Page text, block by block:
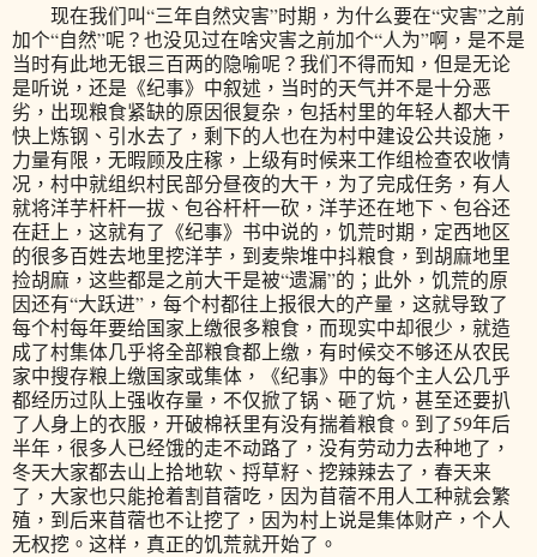
现在我们叫“三年自然灾害”时期，为什么要在“灾害”之前
加个“自然”呢？也没见过在啥灾害之前加个“人为”啊，是不是
当时有此地无银三百两的隐喻呢？我们不得而知，但是无论
是听说，还是《纪事》中叙述，当时的天气并不是十分恶
劣，出现粮食紧缺的原因很复杂，包括村里的年轻人都大干
快上炼钢、引水去了，剩下的人也在为村中建设公共设施，
力量有限，无暇顾及庄稼，上级有时候来工作组检查农收情
况，村中就组织村民部分昼夜的大干，为了完成任务，有人
就将洋芋杆杆一拔、包谷杆杆一砍，洋芋还在地下、包谷还
在赶上，这就有了《纪事》书中说的，饥荒时期，定西地区
的很多百姓去地里挖洋芋，到麦柴堆中抖粮食，到胡麻地里
捡胡麻，这些都是之前大干是被“遗漏”的；此外，饥荒的原
因还有“大跃进”，每个村都往上报很大的产量，这就导致了
每个村每年要给国家上缴很多粮食，而现实中却很少，就造
成了村集体几乎将全部粮食都上缴，有时候交不够还从农民
家中搜存粮上缴国家或集体，《纪事》中的每个主人公几乎
都经历过队上强收存量，不仅掀了锅、砸了炕，甚至还要扒
了人身上的衣服，开破棉袄里有没有揣着粮食。到了59年后
半年，很多人已经饿的走不动路了，没有劳动力去种地了，
冬天大家都去山上拾地软、捋草籽、挖辣辣去了，春天来
了，大家也只能抢着割苜蓿吃，因为苜蓿不用人工种就会繁
殖，到后来苜蓿也不让挖了，因为村上说是集体财产，个人
无权挖。这样，真正的饥荒就开始了。